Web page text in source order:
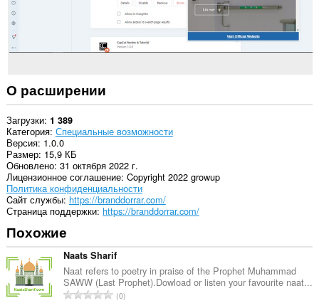
О расширении
Загрузки 1 389
Категория Специальные возможности
Версия 1.0.0
Размер 15,9 КБ
Обновлено 31 октября 2022 г.
Лицензионное соглашение Copyright 2022 growup
Политика конфиденциальности
Cайт службы https://branddorrar.com/
Страница поддержки https://branddorrar.com/
Похожие
Naats Sharif
Naat refers to poetry in praise of the Prophet Muhammad
SAWW (Last Prophet).Dowload or listen your favourite naat...
В0